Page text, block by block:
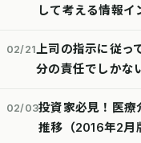
して考える情報イ
02/21上司の指示に従っ
分の責任でしかな
02/03投資家必見！医療
推移（2016年2月